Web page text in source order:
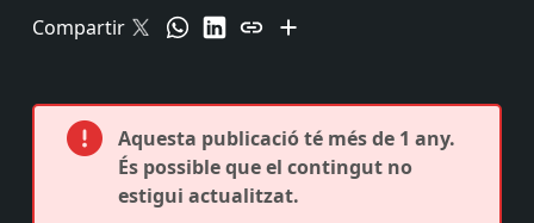
Compartir
Aquesta publicació té més de 1 any.
És possible que el contingut no
estigui actualitzat.